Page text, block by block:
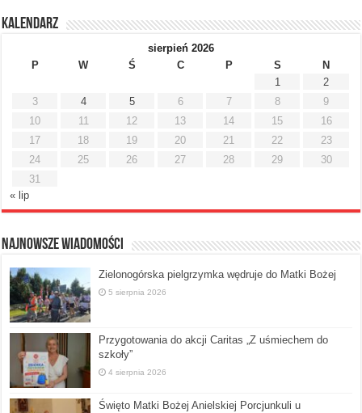
Kalendarz
sierpień 2026
P
W Ś C P S
N
1
2
3
4 5 6 7 8
9
10
11 12 13 14 15
16
17
18 19 20 21 22
23
24
25 26 27 28 29
30
31
« lip
Najnowsze Wiadomości
Zielonogórska pielgrzymka wędruje do Matki Bożej
5 sierpnia 2026
Przygotowania do akcji Caritas „Z uśmiechem do
szkoły”
4 sierpnia 2026
Święto Matki Bożej Anielskiej Porcjunkuli u